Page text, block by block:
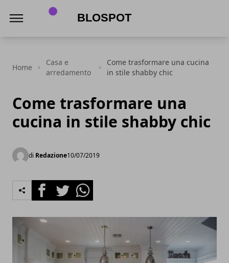
Home
Casa e
arredamento
Come trasformare una cucina
in stile shabby chic
Come trasformare una
cucina in stile shabby chic
di Redazione10/07/2019
FacebookTwitterWhatsapp